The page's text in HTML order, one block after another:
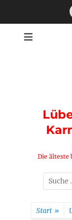
Die älteste
Suchen
nach:
Start »